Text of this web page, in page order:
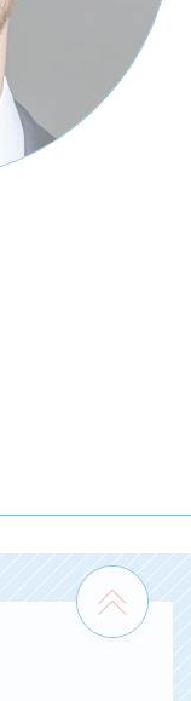
Zum